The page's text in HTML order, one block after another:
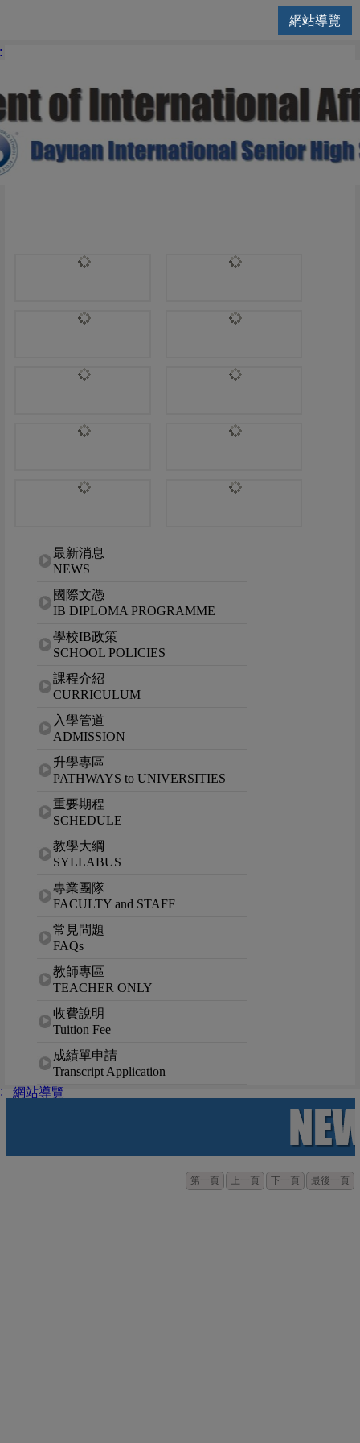
網站導覽
網站選單最新消息
NEWS
國際文憑
IB DIPLOMA PROGRAMME
學校IB政策
SCHOOL POLICIES
課程介紹
CURRICULUM
入學管道
ADMISSION
升學專區
PATHWAYS to UNIVERSITIES
重要期程
SCHEDULE
教學大綱
SYLLABUS
專業團隊
FACULTY and STAFF
常見問題
FAQs
教師專區
TEACHER ONLY
收費說明
Tuition Fee
成績單申請
Transcript Application
網站導覽
第一頁 上一頁 下一頁 最後一頁